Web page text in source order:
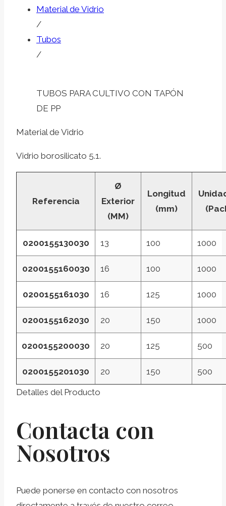
Material de Vidrio
/
Tubos
/
TUBOS PARA CULTIVO CON TAPÓN
DE PP
Material de Vidrio
Vidrio borosilicato 5.1.
Referencia
Ø
Exterior
(MM)
Longitud
(mm)
0200155130030 13 100 1000
0200155160030 16 100 1000
0200155161030 16 125 1000
0200155162030 20 150 1000
0200155200030 20 125 500
0200155201030 20 150 500
Detalles del Producto
Contacta con
Nosotros
Puede ponerse en contacto con nosotros